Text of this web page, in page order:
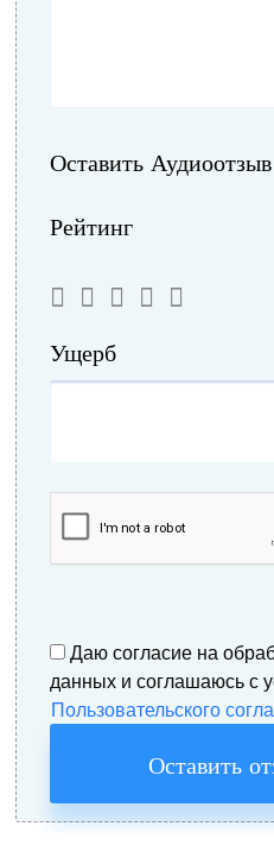
Оставить Аудиоотзыв
Рейтинг
Ущерб
Оставить
Даю согласие на
данных и соглашаюсь с
Пользовательского